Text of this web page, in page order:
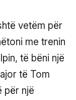
vetëm për
me trenin
të bëni një
të Tom
për një